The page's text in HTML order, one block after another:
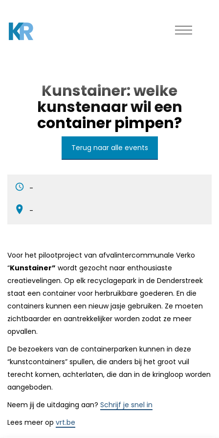
Kunstainer: welke
kunstenaar wil een
container pimpen?
Terug naar alle events
-
-
Voor het pilootproject van afvalintercommunale Verko
“Kunstainer” wordt gezocht naar enthousiaste
creatievelingen. Op elk recyclagepark in de Denderstreek
staat een container voor herbruikbare goederen. En die
containers kunnen een nieuw jasje gebruiken. Ze moeten
zichtbaarder en aantrekkelijker worden zodat ze meer
opvallen.
De bezoekers van de containerparken kunnen in deze
“kunstcontainers” spullen, die anders bij het groot vuil
terecht komen, achterlaten, die dan in de kringloop worden
aangeboden.
Neem jij de uitdaging aan? Schrijf je snel in
Lees meer op vrt.be